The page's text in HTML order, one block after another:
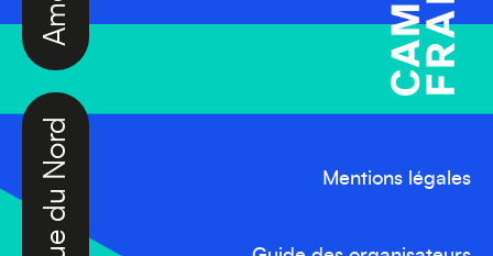
Amérique du Nord Mentions légales